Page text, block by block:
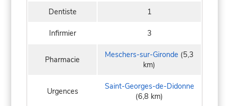
Dentiste 1
Infirmier 3
Pharmacie Meschers-sur-Gironde (5,3
km)
Urgences
Saint-Georges-de-Didonne
(6,8 km)